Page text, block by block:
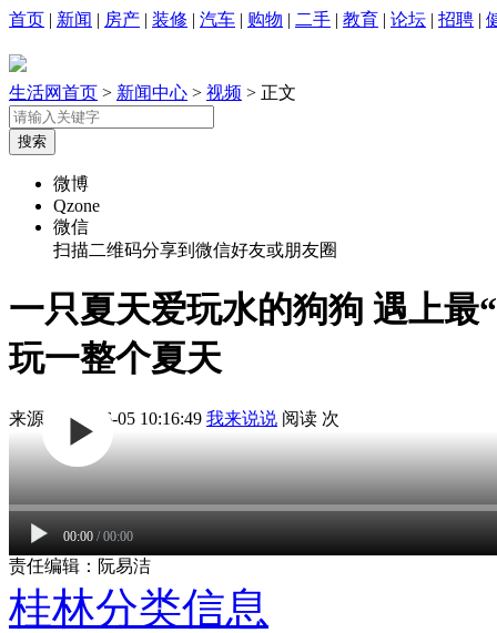
首页 | 新闻 | 房产 | 装修 | 汽车 | 购物 | 二手 | 教育 | 论坛 | 招聘 |
生活网首页 > 新闻中心 > 视频 > 正文
微博
Qzone
微信
扫描二维码分享到微信好友或朋友圈
一只夏天爱玩水的狗狗 遇上最
玩一整个夏天
来源: 2026-06-05 10:16:49 我来说说 阅读 次
00:00 / 00:00
责任编辑：阮易洁
桂林分类信息